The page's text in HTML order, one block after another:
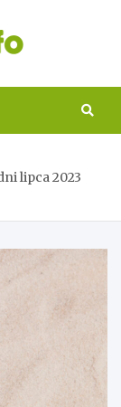
Info
lipca 2023